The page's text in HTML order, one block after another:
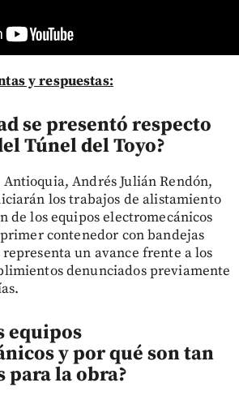
y respuestas:
se presentó respecto
Túnel del Toyo?
Andrés Julián Rendón,
los trabajos de alistamiento
de los equipos electromecánicos
contenedor con bandejas
un avance frente a los
denunciados previamente
equipos
y por qué son tan
la obra?